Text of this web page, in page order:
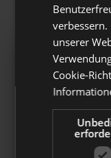
Ab dem 1.
der
unserer
Cookie-